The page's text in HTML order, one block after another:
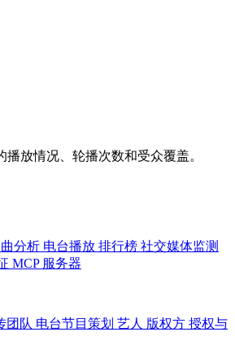
放情况、轮播次数和受众覆盖。
分析 电台播放 排行榜 社交媒体监测
MCP 服务器
团队 电台节目策划 艺人 版权方 授权与